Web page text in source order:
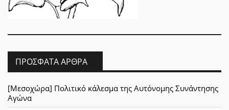
ΠΡΌΣΦΑΤΑ ΆΡΘΡΑ
[Μεσοχώρα] Πολιτικό κάλεσμα της Αυτόνομης Συνάντησης
Αγώνα